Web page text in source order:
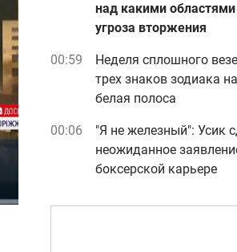
над какими областями
угроза вторжения
00:59
Неделя сплошного
трех знаков зодиака
белая полоса
00:06
"Я не железный": Усик
неожиданное
боксерской карьере